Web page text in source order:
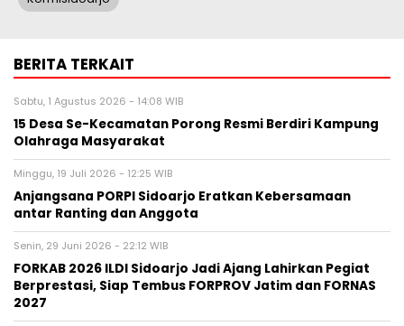
BERITA TERKAIT
Sabtu, 1 Agustus 2026 - 14:08 WIB
15 Desa Se-Kecamatan Porong Resmi Berdiri Kampung
Olahraga Masyarakat
Minggu, 19 Juli 2026 - 12:25 WIB
Anjangsana PORPI Sidoarjo Eratkan Kebersamaan
antar Ranting dan Anggota
Senin, 29 Juni 2026 - 22:12 WIB
FORKAB 2026 ILDI Sidoarjo Jadi Ajang Lahirkan Pegiat
Berprestasi, Siap Tembus FORPROV Jatim dan FORNAS
2027